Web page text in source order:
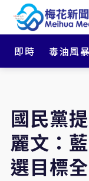
即時 毒油風暴
國民黨
麗文：
選目標